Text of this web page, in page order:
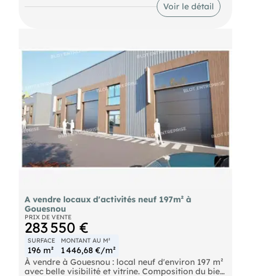
- 6 portes sectionnelles électriques Proximité
5199 m² environ, 14 parkings aériens, locaux
fibrés, couverture et ossature métalliques,
bardage double peau, isolation, terrain bitumé,
aire de manœuvre, accès poids lourds, voirie
lourde, réseau informatique intégré. Les
informations sur les risques naturels, miniers, ou
technologiques, auxquels ces biens sont exposés,
sont disponibles sur le site
Voir le détail
A vendre locaux d'activités neuf 197m² à
Gouesnou
PRIX DE VENTE
283 550 €
SURFACE
196 m²
MONTANT AU M²
1 446,68 €/m²
À vendre à Gouesnou : local neuf d'environ 197 m²
avec belle visibilité et vitrine. Composition du bien